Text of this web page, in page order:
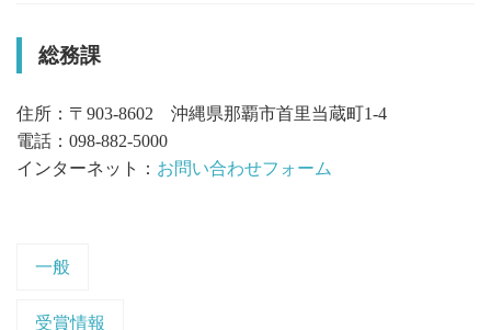
総務課
住所：〒903-8602 沖縄県那覇市首里当蔵町1-4
電話：098-882-5000
インターネット： お問い合わせフォーム
一般
受賞情報